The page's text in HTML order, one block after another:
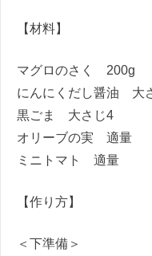
【材料】
マグロのさく 200g
にんにくだし醤油 大
黒ごま 大さじ4
オリーブの実 適量
ミニトマト 適量
【作り方】
＜下準備＞